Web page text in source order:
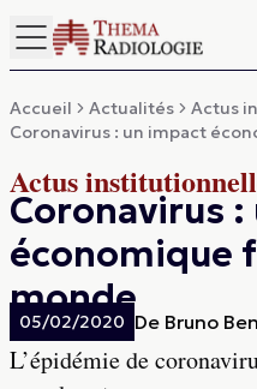
Accueil Actualités
Actus
Coronavirus : un impact
Actus
Coronavirus
économique
monde
05/02/2020 De Bruno
L’épidémie de